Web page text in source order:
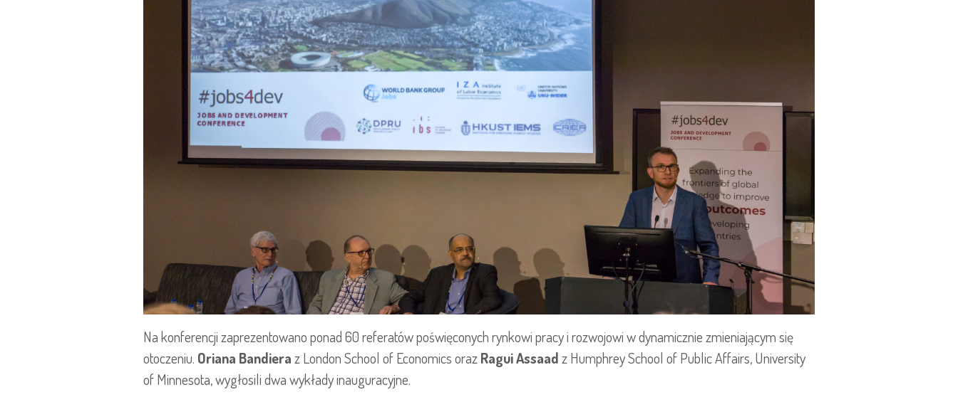
Na konferencji zaprezentowano ponad 60 referatów poświęconych rynkowi pracy i rozwojowi w dynamicznie zmieniającym się
otoczeniu. Oriana Bandieraz London School of Economics orazRagui Assaadz Humphrey School of Public Affairs, University
of Minnesota, wygłosili dwa wykłady inauguracyjne.